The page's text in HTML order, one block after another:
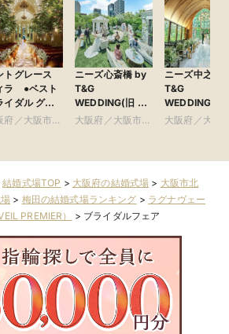
トグレース
ラ ●ベスト
イダル グ
プ
府／大阪市南
ニーズ心斎橋 by
T&G
WEDDING(旧 ア
ルモニーアンブ
大阪府／大阪市南
ニーズ中之島
T&G
WEDDING(旧
アーセンティ
大阪府／大阪
結婚式場TOP > 大阪府の結婚式場 > 大阪市北
> 梅田の結婚式場ランキング > ラグナヴェー
PREMIER）
> ブライダルフェア